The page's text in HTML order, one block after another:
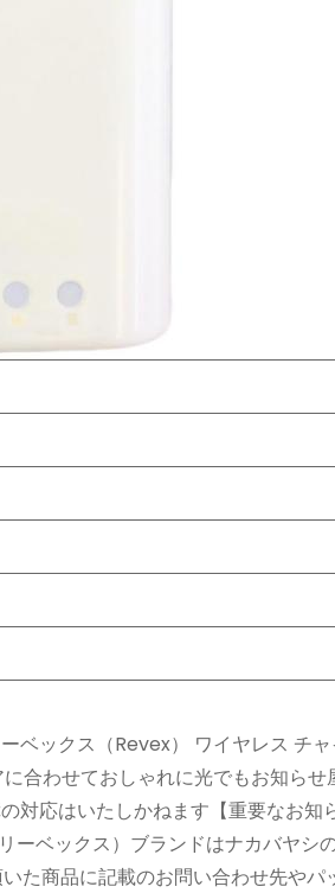
ベックス（Revex） ワイヤレス チ
合わせておしゃれに光でもお知らせ
応はいたしかねます【重要なお知
ーベックス）ブランドはナカバヤシ
た商品に記載のお問い合わせ先やパ